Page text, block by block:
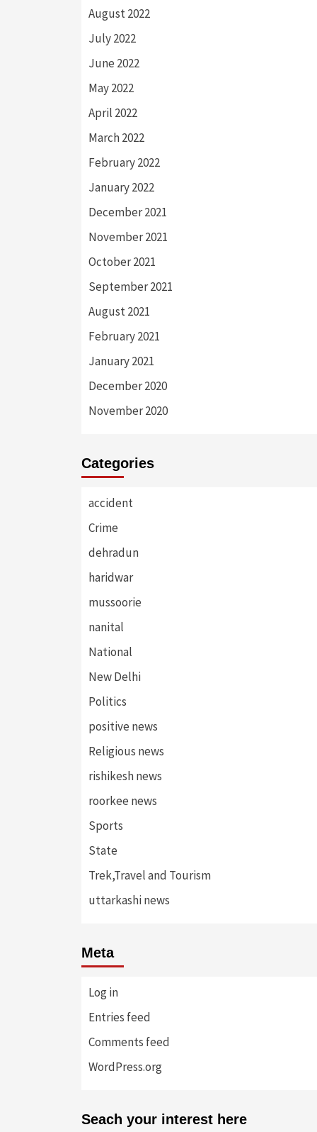
August 2022
July 2022
June 2022
May 2022
April 2022
March 2022
February 2022
January 2022
December 2021
November 2021
October 2021
September 2021
August 2021
February 2021
January 2021
December 2020
November 2020
Categories
accident
Crime
dehradun
haridwar
mussoorie
nanital
National
New Delhi
Politics
positive news
Religious news
rishikesh news
roorkee news
Sports
State
Trek,Travel and Tourism
uttarkashi news
Meta
Log in
Entries feed
Comments feed
WordPress.org
Seach your interest here